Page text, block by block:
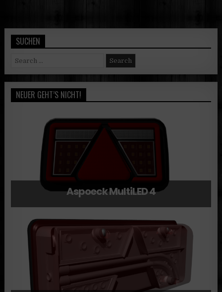
SUCHEN
Search
NEUER GEHT’S NICHT!
Aspoeck MultiLED 4